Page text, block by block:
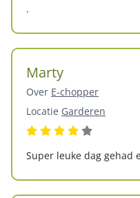
.
Marty
Over E-chopper
Locatie Garderen
Super leuke dag gehad